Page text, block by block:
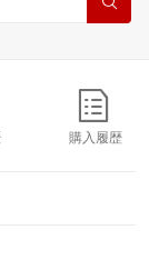
購入履歴